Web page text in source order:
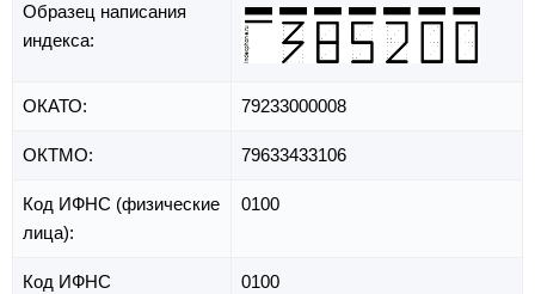
Образец написания
индекса:
ОКАТО: 79233000008
ОКТМО: 79633433106
Код ИФНС (физические
лица):
0100
Код ИФНС
0100